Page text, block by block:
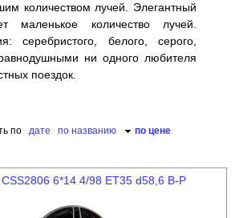
количеством лучей. Элегантный
маленькое количество лучей.
серебристого, белого, серого,
ни одного любителя
поездок.
по дате по названию по цене
6*14 4/98 ET35 d58,6 B-P